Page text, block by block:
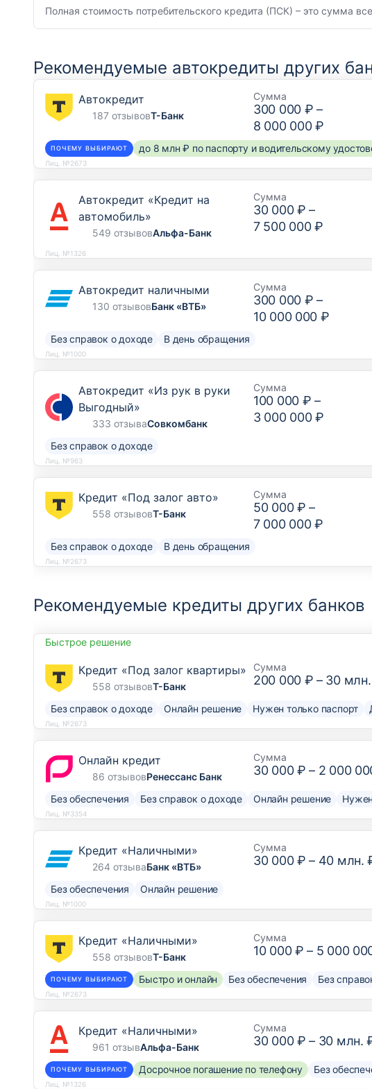
Полная стоимость потребительского кредита (ПСК) – это сумма
Рекомендуемые автокредиты других
Автокредит
187 отзывовТ-Банк
Сумма
300 000 ₽ –
8 000 000 ₽
ПОЧЕМУ ВЫБИРАЮТ до 8 млн ₽ по паспорту и водительскому
Лиц. №2673
Автокредит «Кредит на
автомобиль»
549 отзывовАльфа-Банк
Сумма
30 000 ₽ –
7 500 000 ₽
Лиц. №1326
Автокредит наличными
130 отзывовБанк «ВТБ»
Сумма
300 000 ₽ –
10 000 000 ₽
Без справок о доходе В день обращения
Лиц. №1000
Автокредит «Из рук в руки
Выгодный»
333 отзываСовкомбанк
Сумма
100 000 ₽ –
3 000 000 ₽
Без справок о доходе
Лиц. №963
Кредит «Под залог авто»
558 отзывовТ-Банк
Сумма
50 000 ₽ –
7 000 000 ₽
Без справок о доходе В день обращения
Лиц. №2673
Рекомендуемые кредиты других банков
Быстрое решение
Кредит «Под залог квартиры»
558 отзывовТ-Банк
Сумма
200 000 ₽ – 30
Без справок о доходе Онлайн решение Нужен только паспорт
Лиц. №2673
Онлайн кредит
86 отзывовРенессанс Банк
Сумма
30 000 ₽ – 2 000
Без обеспечения Без справок о доходе Онлайн решение
Лиц. №3354
Кредит «Наличными»
264 отзываБанк «ВТБ»
Сумма
30 000 ₽ – 40 млн.
Без обеспечения Онлайн решение
Лиц. №1000
Кредит «Наличными»
558 отзывовТ-Банк
Сумма
10 000 ₽ – 5 000
ПОЧЕМУ ВЫБИРАЮТ Быстро и онлайн Без обеспечения Без
Лиц. №2673
Кредит «Наличными»
961 отзывАльфа-Банк
Сумма
30 000 ₽ – 30 млн.
ПОЧЕМУ ВЫБИРАЮТ Досрочное погашение по телефону Без
Лиц. №1326